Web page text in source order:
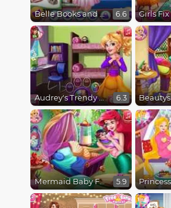
Belle Books and Fashion 6.6
Audrey's Trendy College Room 6.3
Mermaid Baby Feeding 5.9